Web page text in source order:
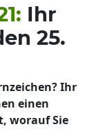
Ihr
25.
Ihr
einen
worauf Sie